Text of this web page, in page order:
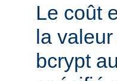
Le coût
la
bcrypt